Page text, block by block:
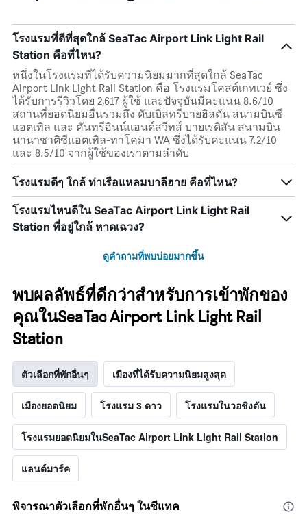
โรงแรมที่ดีที่สุดใกล้ SeaTac Airport Link Light Rail
Station คือที่ไหน?
หนึ่งในโรงแรมที่ได้รับความนิยมมากที่สุดใกล้ SeaTac
Airport Link Light Rail Station คือ โรงแรมโคสต์เกทเวย์ ซึ่ง
ได้รับการรีวิวโดย 2,617 ผู้ใช้ และปัจจุบันมีคะแนน 8.6/10
สถานที่ยอดนิยมอื่นรวมถึง ดับเบิลทรีบายฮิลตัน สนามบินซี
แอตเทิล และ คันทรีอินน์แอนด์สวีทส์ บายเรดิสัน สนามบิน
นานาชาติซีแอตเทิล-ทาโคมา WA ซึ่งได้รับคะแนน 7.2/10
และ 8.5/10 จากผู้ใช้ของเราตามลำดับ
โรงแรมดีๆ ใกล้ ท่าเรือแหลมบาลีฮาย คือที่ไหน?
โรงแรมไหนดีใน SeaTac Airport Link Light Rail
Station ที่อยู่ใกล้ หาดเฉวง?
ดูคำถามที่พบบ่อยมากขึ้น
พบผลลัพธ์ที่ดีกว่าสำหรับการเข้าพักของ
คุณในSeaTac Airport Link Light Rail
Station
ตัวเลือกที่พักอื่นๆ เมืองที่ได้รับความนิยมสูงสุด
เมืองยอดนิยม โรงแรม 3 ดาว โรงแรมในวอชิงตัน
โรงแรมยอดนิยมในSeaTac Airport Link Light Rail Station
แลนด์มาร์ค
พิจารณาตัวเลือกที่พักอื่นๆ ในซีแทค